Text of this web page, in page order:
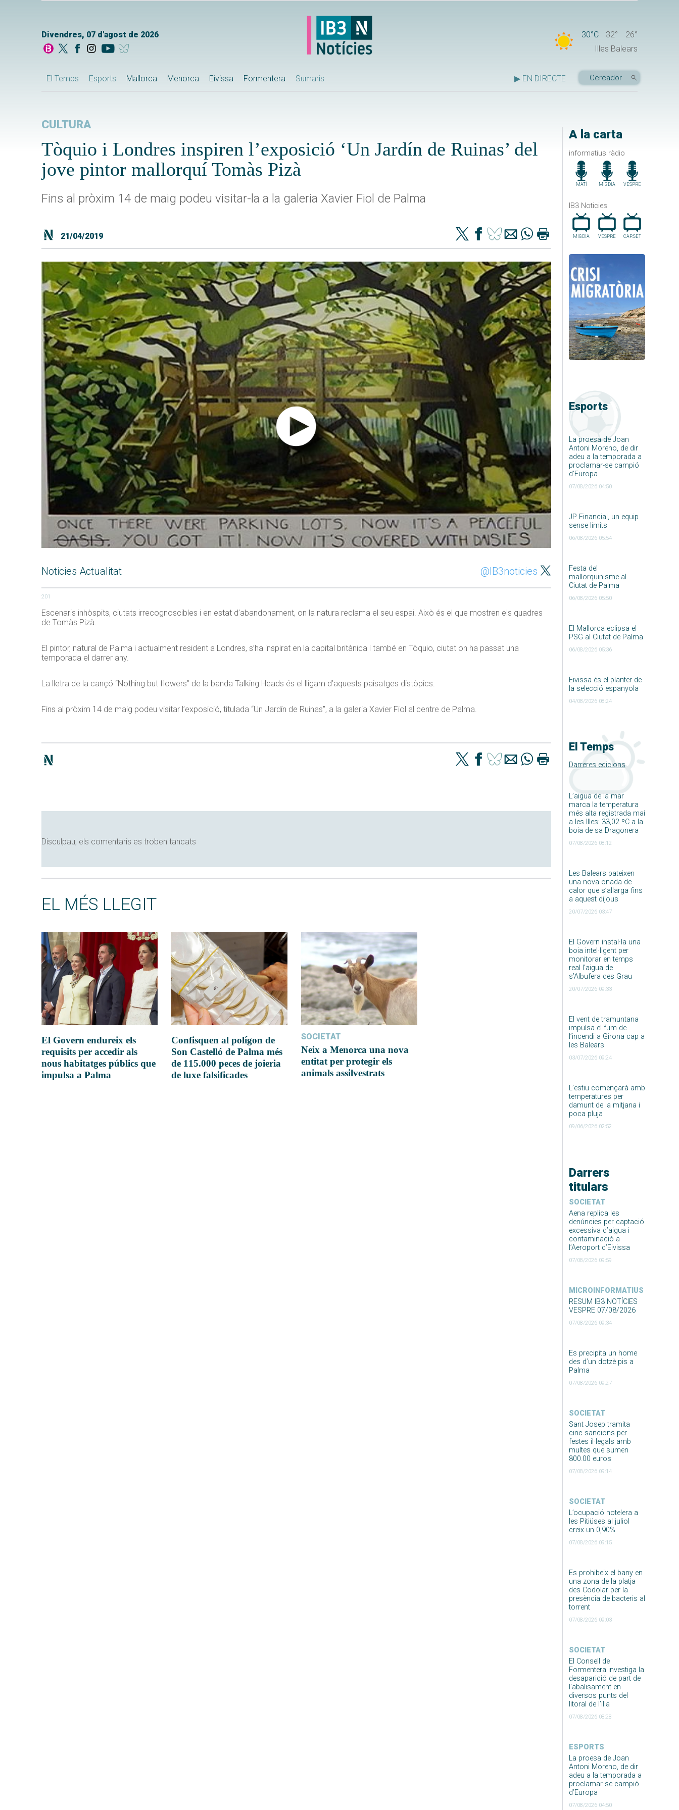
Divendres, 07 d'agost de 2026 30°C 32°
26°
Illes Balears
El Temps Esports Mallorca Menorca Eivissa Formentera Sumaris ▶ EN DIRECTE
A la carta
informatius ràdio
MATÍ MIGDIA VESPRE
IB3 Noticies
MIGDIA VESPRE CAP.SET
Esports
La proesa de Joan
Antoni Moreno, de dir
adeu a la temporada a
proclamar-se campió
d’Europa
07/08/2026 04:50
JP Financial, un equip
sense límits
06/08/2026 05:54
Festa del
mallorquinisme al
Ciutat de Palma
06/08/2026 05:50
El Mallorca eclipsa el
PSG al Ciutat de Palma
06/08/2026 05:36
Eivissa és el planter de
la selecció espanyola
04/08/2026 08:24
El Temps
Darreres edicions
L’aigua de la mar
marca la temperatura
més alta registrada mai
a les Illes: 33,02 ºC a la
boia de sa Dragonera
07/08/2026 08:12
Les Balears pateixen
una nova onada de
calor que s’allarga fins
a aquest dijous
20/07/2026 03:47
El Govern instal·la una
boia intel·ligent per
monitorar en temps
real l’aigua de
s’Albufera des Grau
20/07/2026 09:33
El vent de tramuntana
impulsa el fum de
l’incendi a Girona cap a
les Balears
03/07/2026 09:24
L’estiu començarà amb
temperatures per
damunt de la mitjana i
poca pluja
09/06/2026 02:52
Darrers
titulars
SOCIETAT
Aena replica les
denúncies per captació
excessiva d’aigua i
contaminació a
l’Aeroport d’Eivissa
07/08/2026 09:59
MICROINFORMATIUS
RESUM IB3 NOTÍCIES
VESPRE 07/08/2026
07/08/2026 09:34
Es precipita un home
des d’un dotzè pis a
Palma
07/08/2026 09:27
SOCIETAT
Sant Josep tramita
cinc sancions per
festes il·legals amb
multes que sumen
800.00 euros
07/08/2026 09:14
SOCIETAT
L’ocupació hotelera a
les Pitiüses al juliol
creix un 0,90%
07/08/2026 09:15
Es prohibeix el bany en
una zona de la platja
des Codolar per la
presència de bacteris al
torrent
07/08/2026 09:03
SOCIETAT
El Consell de
Formentera investiga la
desaparició de part de
l’abalisament en
diversos punts del
litoral de l’illa
07/08/2026 08:28
ESPORTS
La proesa de Joan
Antoni Moreno, de dir
adeu a la temporada a
proclamar-se campió
d’Europa
07/08/2026 04:50
CULTURA
Tòquio i Londres inspiren l’exposició ‘Un Jardín de Ruinas’ del
jove pintor mallorquí Tomàs Pizà
Fins al pròxim 14 de maig podeu visitar-la a la galeria Xavier Fiol de Palma
21/04/2019
Noticies Actualitat @IB3noticies
201
Escenaris inhòspits, ciutats irrecognoscibles i en estat d’abandonament, on la natura reclama el seu espai. Això és el que mostren els quadres
de Tomàs Pizà.
El pintor, natural de Palma i actualment resident a Londres, s’ha inspirat en la capital britànica i també en Tòquio, ciutat on ha passat una
temporada el darrer any.
La lletra de la cançó “Nothing but flowers” de la banda Talking Heads és el lligam d’aquests paisatges distòpics.
Fins al pròxim 14 de maig podeu visitar l’exposició, titulada “Un Jardín de Ruinas”, a la galeria Xavier Fiol al centre de Palma.
Disculpau, els comentaris es troben tancats
EL MÉS LLEGIT
El Govern endureix els
requisits per accedir als
nous habitatges públics que
impulsa a Palma
Confisquen al polígon de
Son Castelló de Palma més
de 115.000 peces de joieria
de luxe falsificades
SOCIETAT
Neix a Menorca una nova
entitat per protegir els
animals assilvestrats